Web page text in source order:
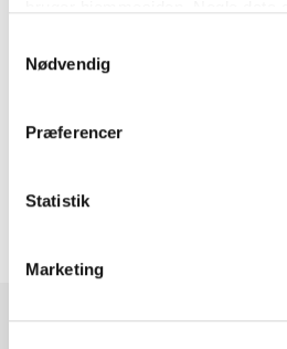
markedsføring. Du bestemmer
Nødvendig
Præferencer
Statistik
Marketing
Krigen i Ukraine